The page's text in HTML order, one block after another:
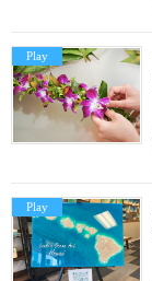
Play
Play